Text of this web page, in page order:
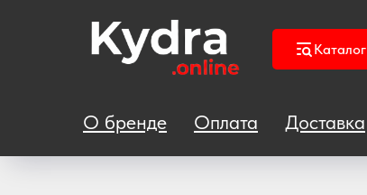
Каталог
О бренде Оплата Доставка